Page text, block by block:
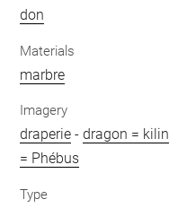
don
Materials
marbre
Imagery
draperie -dragon = kilin
= Phébus
Type